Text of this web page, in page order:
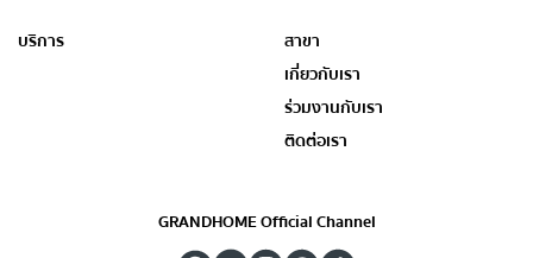
บริการ
สาขา
เกี่ยวกับเรา
ร่วมงานกับเรา
ติดต่อเรา
GRANDHOME Official Channel